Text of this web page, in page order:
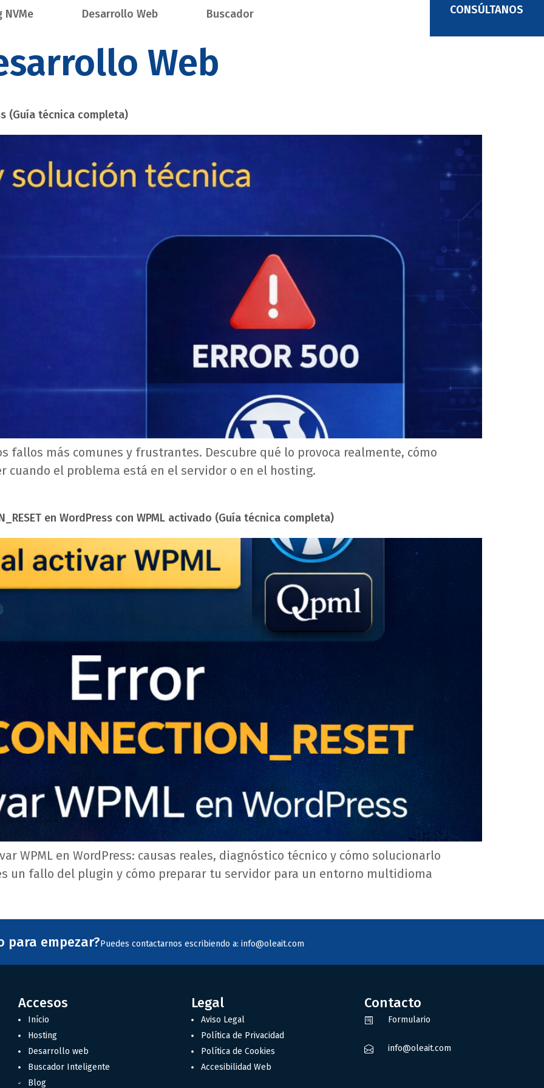
NVMe Desarrollo Web Buscador CONSÚLTANOS
Web
(Guía técnica completa)
fallos más comunes y frustrantes. Descubre qué lo provoca realmente, cómo
cuando el problema está en el servidor o en el hosting.
en WordPress con WPML activado (Guía técnica completa)
WPML en WordPress: causas reales, diagnóstico técnico y cómo solucionarlo
un fallo del plugin y cómo preparar tu servidor para un entorno multidioma
para empezar?Puedes contactarnos escribiendo a: info@oleait.com
Accesos
Início
Hosting
Desarrollo web
Buscador Inteligente
Blog
Legal
Aviso Legal
Política de Privacidad
Política de Cookies
Accesibilidad Web
Contacto
Formulario
info@oleait.com